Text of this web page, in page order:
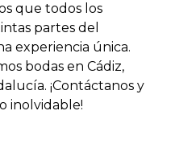
que todos los
partes del
experiencia única.
bodas en Cádiz,
¡Contáctanos y
inolvidable!